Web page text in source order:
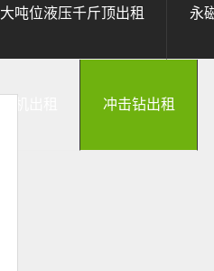
大吨位液压千斤顶出租 永
冲击钻出租